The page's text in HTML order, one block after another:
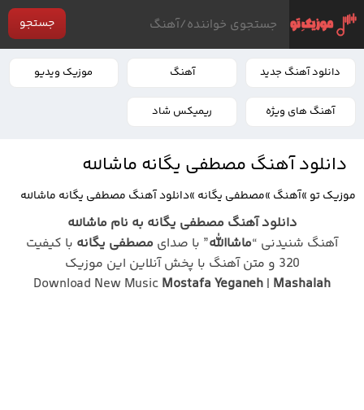
جستجو
دانلود آهنگ جدید آهنگ موزیک ویدیو
آهنگ های ویژه ریمیکس شاد
دانلود آهنگ مصطفی یگانه ماشالله
موزیک تو »آهنگ »مصطفی یگانه »دانلود آهنگ مصطفی یگانه ماشالله
دانلود آهنگ مصطفی یگانه به نام ماشالله
آهنگ شنیدنی “ماشاالله” با صدای مصطفی یگانه با کیفیت
320 و متن آهنگ با پخش آنلاین این موزیک
Download New Music Mostafa Yeganeh | Mashalah